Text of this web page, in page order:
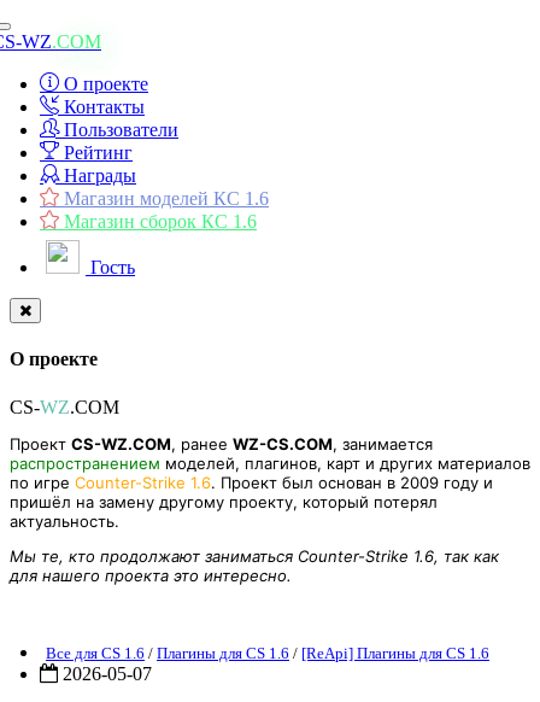
Toggle
navigation
WZ.COM
О проекте
Контакты
Пользователи
Рейтинг
Награды
Магазин моделей КС 1.6
Магазин сборок КС 1.6
Гость
О проекте
CS-WZ.COM
Проект CS-WZ.COM, ранее WZ-CS.COM, занимается
распространением моделей, плагинов, карт и других материалов
по игре Counter-Strike 1.6. Проект был основан в 2009 году и
пришёл на замену другому проекту, который потерял
актуальность.
Мы те, кто продолжают заниматься Counter-Strike 1.6, так как
для нашего проекта это интересно.
Все для CS 1.6 / Плагины для CS 1.6 / [ReApi] Плагины для CS 1.6
2026-05-07